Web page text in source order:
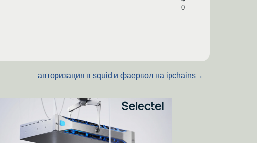
0
авторизация в squid и фаервол на ipchains→